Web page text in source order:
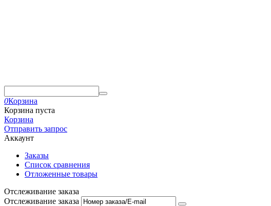
0Корзина
Корзина пуста
Корзина
Отправить запрос
Аккаунт
Заказы
Список сравнения
Отложенные товары
Отслеживание заказа
Отслеживание заказа